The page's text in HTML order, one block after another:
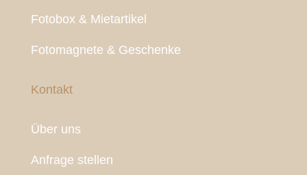
Fotobox & Mietartikel
Fotomagnete & Geschenke
Kontakt
Über uns
Anfrage stellen